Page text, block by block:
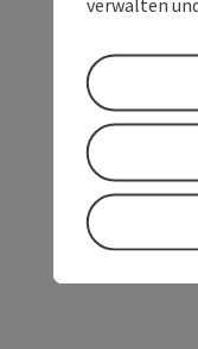
verwalten